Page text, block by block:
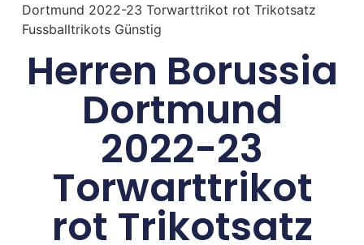
Dortmund 2022-23 Torwarttrikot rot Trikotsatz
Fussballtrikots Günstig
Herren Borussia
Dortmund
2022-23
Torwarttrikot
rot Trikotsatz